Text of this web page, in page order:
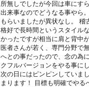
所無しでしたが今回は車にす
出来事なのでどうなる事やら
もらいましたが異状なし。 稽
格好で長時間というスタイル
かったですが相当に肩と背中
医者さんが若く、専門分野で
へとの事だったので、念の為
クフルバージョンをやる事に
次の日にはピンピンしていま
まります！ 目標も明確でやる